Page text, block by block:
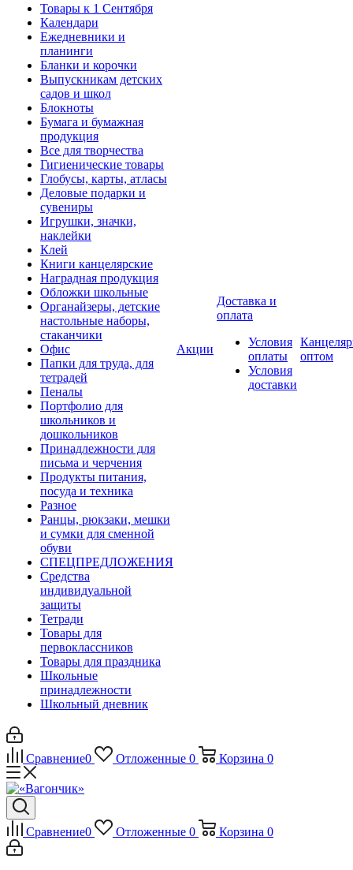
Товары к 1 Сентября
Календари
Ежедневники и
планинги
Бланки и корочки
Выпускникам детских
садов и школ
Блокноты
Бумага и бумажная
продукция
Все для творчества
Гигиенические товары
Глобусы, карты, атласы
Деловые подарки и
сувениры
Игрушки, значки,
наклейки
Клей
Книги канцелярские
Наградная продукция
Обложки школьные
Органайзеры, детские
настольные наборы,
стаканчики
Офис
Папки для труда, для
тетрадей
Пеналы
Портфолио для
школьников и
дошкольников
Принадлежности для
письма и черчения
Продукты питания,
посуда и техника
Разное
Ранцы, рюкзаки, мешки
и сумки для сменной
обуви
СПЕЦПРЕДЛОЖЕНИЯ
Средства
индивидуальной
защиты
Тетради
Товары для
первоклассников
Товары для праздника
Школьные
принадлежности
Школьный дневник
Акции
Доставка и
оплата
Условия
оплаты
Условия
доставки
оптом
Сравнение0 Отложенные 0 Корзина 0
Сравнение0 Отложенные 0 Корзина 0